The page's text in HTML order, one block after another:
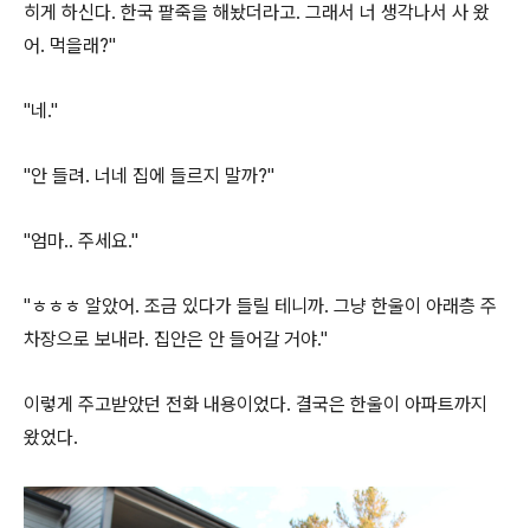
히게 하신다. 한국 팥죽을 해놨더라고. 그래서 너 생각나서 사 왔
어. 먹을래?"
"네."
"안 들려. 너네 집에 들르지 말까?"
"엄마.. 주세요."
"ㅎㅎㅎ 알았어. 조금 있다가 들릴 테니까. 그냥 한울이 아래층 주
차장으로 보내라. 집안은 안 들어갈 거야."
이렇게 주고받았던 전화 내용이었다. 결국은 한울이 아파트까지
왔었다.